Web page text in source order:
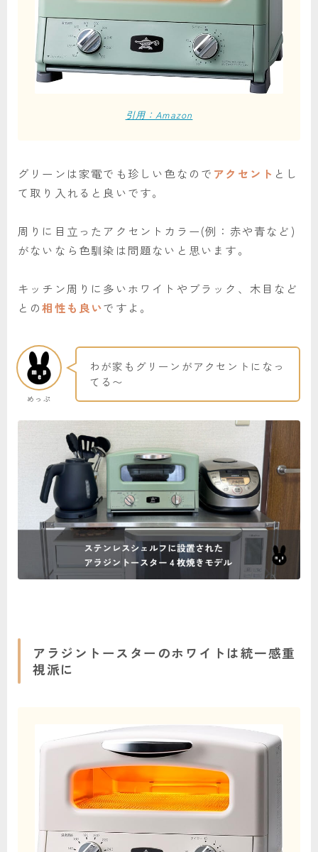
引用：Amazon
グリーンは家電でも珍しい色なので アクセント とし
て取り入れると良いです。
周りに目立ったアクセントカラー(例：赤や青など)
がないなら色馴染は問題ないと思います。
キッチン周りに多いホワイトやブラック、木目など
との相性も良いですよ。
めっぷ
わが家もグリーンがアクセントになっ
てる〜
アラジントースターのホワイトは統一感重
視派に